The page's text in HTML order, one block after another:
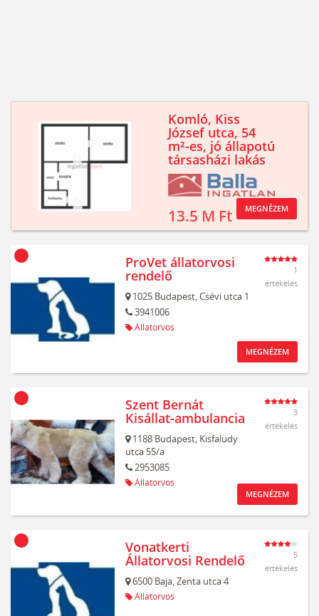
Komló, Kiss
József utca, 54
m²-es, jó állapotú
társasházi lakás
13.5 M Ft MEGNÉZEM
ProVet állatorvosi
rendelő
1025 Budapest,Csévi utca 1
3941006
Állatorvos
1
értékelés
MEGNÉZEM
Szent Bernát
Kisállat-ambulancia
1188 Budapest, Kisfaludy
utca 55/a
2953085
Állatorvos
3
értékelés
MEGNÉZEM
Vonatkerti
Állatorvosi Rendelő
6500 Baja,Zenta utca 4
Állatorvos
5
értékelés